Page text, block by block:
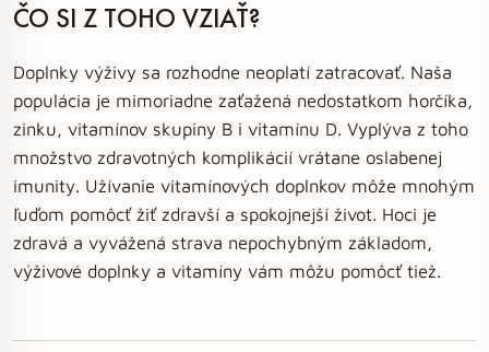
ČO SI Z TOHO VZIAŤ?
Doplnky výživy sa rozhodne neoplatí zatracovať. Naša
populácia je mimoriadne zaťažená nedostatkom horčíka,
zinku, vitamínov skupiny B i vitamínu D. Vyplýva z toho
množstvo zdravotných komplikácií vrátane oslabenej
imunity. Užívanie vitamínových doplnkov môže mnohým
ľuďom pomôcť žiť zdravší a spokojnejší život. Hoci je
zdravá a vyvážená strava nepochybným základom,
výživové doplnky a vitamíny vám môžu pomôcť tiež.